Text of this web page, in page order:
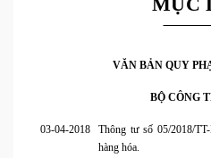
VĂN BẢN QUY
BỘ CÔNG
Thông tư số 05/2018/
hàng hóa.
03-04-2018